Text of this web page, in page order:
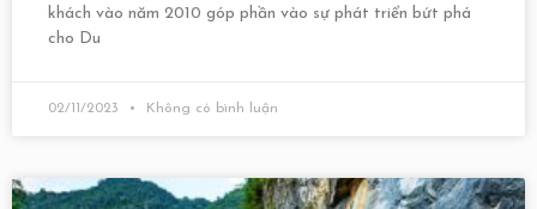
khách vào năm 2010 góp phần vào sự phát triển bứt phá
cho Du
02/11/2023 Không có bình luận